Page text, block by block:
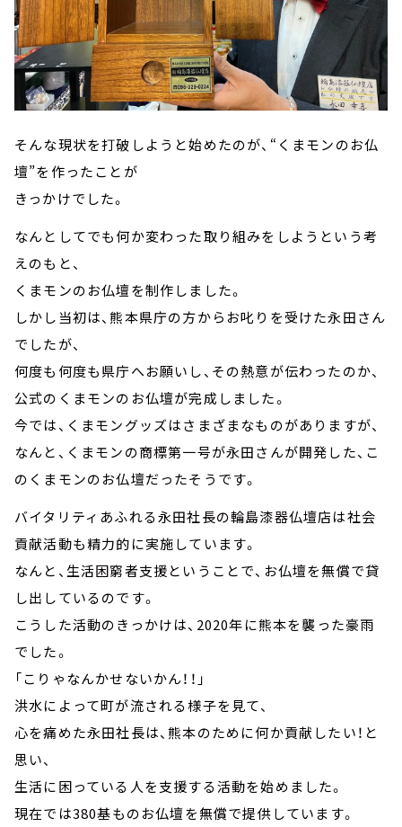
そんな現状を打破しようと始めたのが、“くまモンのお仏
壇”を作ったことが
きっかけでした。
なんとしてでも何か変わった取り組みをしようという考
えのもと、
くまモンのお仏壇を制作しました。
しかし当初は、熊本県庁の方からお叱りを受けた永田さん
でしたが、
何度も何度も県庁へお願いし、その熱意が伝わったのか、
公式のくまモンのお仏壇が完成しました。
今では、くまモングッズはさまざまなものがありますが、
なんと、くまモンの商標第一号が永田さんが開発した、こ
のくまモンのお仏壇だったそうです。
バイタリティあふれる永田社長の輪島漆器仏壇店は社会
貢献活動も精力的に実施しています。
なんと、生活困窮者支援ということで、お仏壇を無償で貸
し出しているのです。
こうした活動のきっかけは、2020年に熊本を襲った豪雨
でした。
「こりゃなんかせないかん！！」
洪水によって町が流される様子を見て、
心を痛めた永田社長は、熊本のために何か貢献したい！と
思い、
生活に困っている人を支援する活動を始めました。
現在では380基ものお仏壇を無償で提供しています。